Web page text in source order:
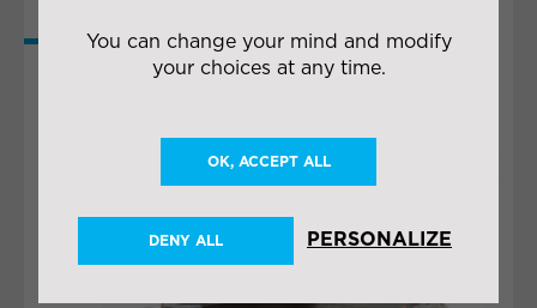
MORE
COLLABORATIONS
You can change your mind and modify
your choices at any time.
OK, ACCEPT ALL
DENY ALL PERSONALIZE